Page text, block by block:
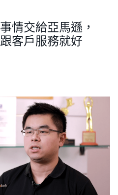
情交給亞馬遜，
客戶服務就好